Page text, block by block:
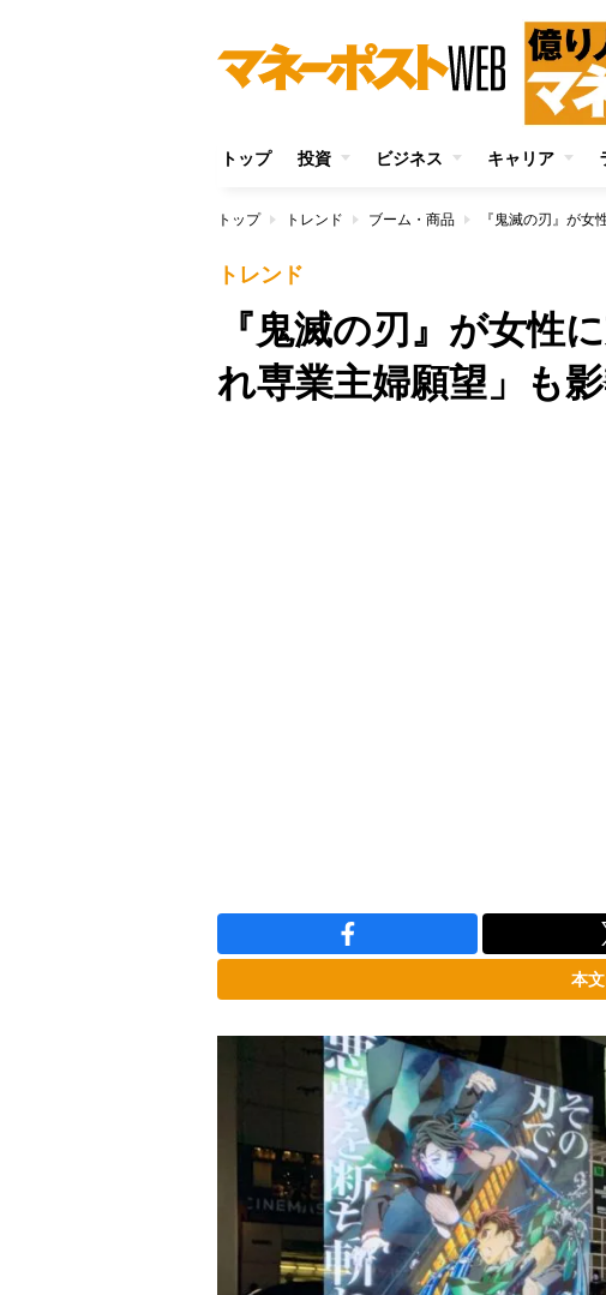
トップ 投資 ビジネス キャリア
トップ トレンド ブーム・商品
トレンド
『鬼滅の刃』が女
れ専業主婦願望」も
本